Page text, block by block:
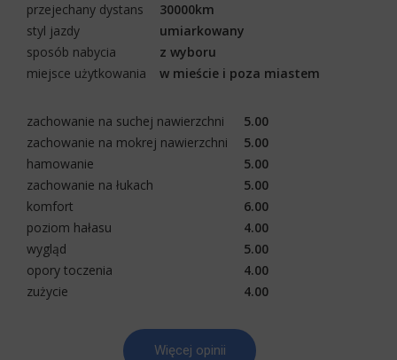
przejechany dystans
30000km
styl jazdy
umiarkowany
sposób nabycia
z wyboru
miejsce użytkowania
w mieście i poza miastem
zachowanie na suchej nawierzchni
5.00
zachowanie na mokrej nawierzchni
5.00
hamowanie
5.00
zachowanie na łukach
5.00
komfort
6.00
poziom hałasu
4.00
wygląd
5.00
opory toczenia
4.00
zużycie
4.00
Więcej opinii